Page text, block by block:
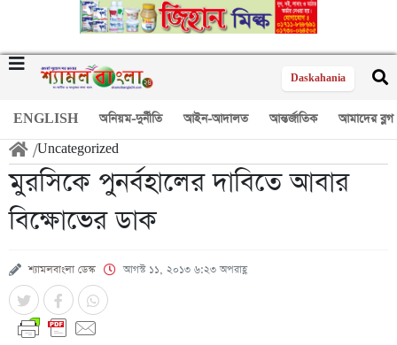
Daskahania
ENGLISH অনিয়ম-দুর্নীতি আইন-আদালত আন্তর্জাতিক আমাদের ব্লগ
/Uncategorized
মুরসিকে পুনর্বহালের দাবিতে আবার
বিক্ষোভের ডাক
শ্যামলবাংলা ডেস্ক আগস্ট ১১, ২০১৩ ৬:২৩ অপরাহ্ণ